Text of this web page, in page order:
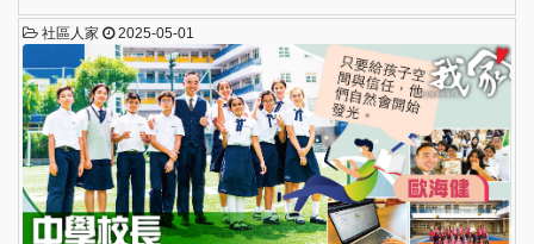
社區人家 2025-05-01